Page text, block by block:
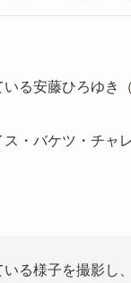
る安藤ひろゆき（
・バケツ・チャ
いる様子を撮影